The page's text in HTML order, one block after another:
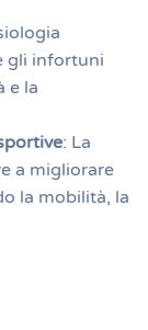
gli infortuni
e la
: La
a migliorare
la mobilità, la